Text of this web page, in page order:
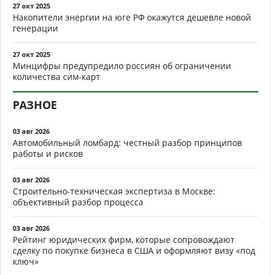
27 окт 2025
Накопители энергии на юге РФ окажутся дешевле новой
генерации
27 окт 2025
Минцифры предупредило россиян об ограничении
количества сим-карт
РАЗНОЕ
03 авг 2026
Автомобильный ломбард: честный разбор принципов
работы и рисков
03 авг 2026
Строительно-техническая экспертиза в Москве:
объективный разбор процесса
03 авг 2026
Рейтинг юридических фирм, которые сопровождают
сделку по покупке бизнеса в США и оформляют визу «под
ключ»